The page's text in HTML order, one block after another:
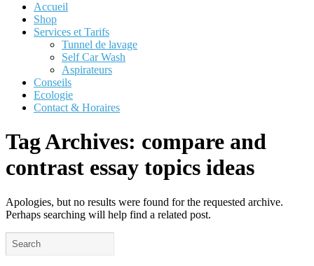
Accueil
Shop
Services et Tarifs
Tunnel de lavage
Self Car Wash
Aspirateurs
Conseils
Ecologie
Contact & Horaires
Tag Archives: compare and
contrast essay topics ideas
Apologies, but no results were found for the requested archive.
Perhaps searching will help find a related post.